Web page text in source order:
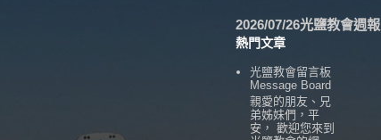
2026/07/26光鹽教會週報
熱門文章
光鹽教會留言板
Message Board
親愛的朋友、兄
弟姊妹們，平
安， 歡迎您來到